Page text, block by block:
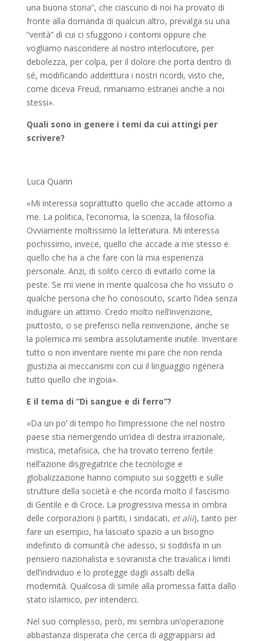
una buona storia”, che ciascuno di noi ha provato di
fronte alla domanda di qualcun altro, prevalga su una
“verità” di cui ci sfuggono i contorni oppure che
vogliamo nascondere al nostro interlocutore, per
debolezza, per colpa, per il dolore che porta dentro di
sé, modificando addirittura i nostri ricordi, visto che,
come diceva Freud, rimaniamo estranei anche a noi
stessi».
Quali sono in genere i temi da cui attingi per
scrivere?
Luca Quarin
«Mi interessa soprattutto quello che accade attorno a
me. La politica, l’economia, la scienza, la filosofia.
Ovviamente moltissimo la letteratura. Mi interessa
pochissimo, invece, quello che accade a me stesso e
quello che ha a che fare con la mia esperienza
personale. Anzi, di solito cerco di evitarlo come la
peste. Se mi viene in mente qualcosa che ho vissuto o
qualche persona che ho conosciuto, scarto l’idea senza
indugiare un attimo. Credo molto nell’invenzione,
piuttosto, o se preferisci nella reinvenzione, anche se
la polemica mi sembra assolutamente inutile. Inventare
tutto o non inventare niente mi pare che non renda
giustizia ai meccanismi con cui il linguaggio rigenera
tutto quello che ingoia».
E il tema di “Di sangue e di ferro”?
«Da un po’ di tempo ho l’impressione che nel nostro
paese stia riemergendo un’idea di destra irrazionale,
mistica, metafisica, che ha trovato terreno fertile
nell’azione disgregatrice che tecnologie e
globalizzazione hanno compiuto sui soggetti e sulle
strutture della società e che ricorda molto il fascismo
di Gentile e di Croce. La progressiva messa in ombra
delle corporazioni (i partiti, i sindacati, et alii), tanto per
fare un esempio, ha lasciato spazio a un bisogno
indefinito di comunità che adesso, si soddisfa in un
pensiero nazionalista e sovranista che travalica i limiti
dell’individuo e lo protegge dagli assalti della
modernità. Qualcosa di simile alla promessa fatta dallo
stato islamico, per intenderci.
Nel suo complesso, però, mi sembra un’operazione
abbastanza disperata che cerca di aggrapparsi ad